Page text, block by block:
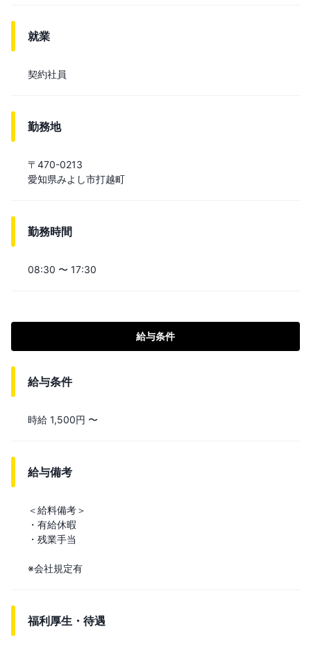
就業
契約社員
勤務地
〒470-0213
愛知県みよし市打越町
勤務時間
08:30 〜 17:30
給与条件
給与条件
時給 1,500円 〜
給与備考
＜給料備考＞
・有給休暇
・残業手当
※会社規定有
福利厚生・待遇